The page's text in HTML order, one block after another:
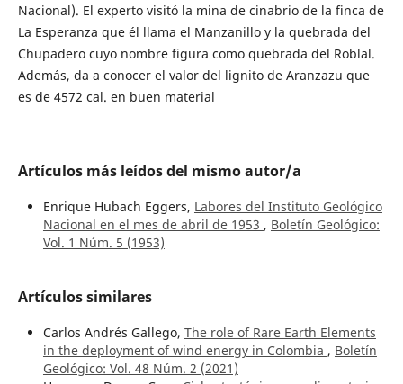
Nacional). El experto visitó la mina de cinabrio de la finca de
La Esperanza que él llama el Manzanillo y la quebrada del
Chupadero cuyo nombre figura como quebrada del Roblal.
Además, da a conocer el valor del lignito de Aranzazu que
es de 4572 cal. en buen material
Artículos más leídos del mismo autor/a
Enrique Hubach Eggers, Labores del Instituto Geológico
Nacional en el mes de abril de 1953 , Boletín Geológico:
Vol. 1 Núm. 5 (1953)
Artículos similares
Carlos Andrés Gallego, The role of Rare Earth Elements
in the deployment of wind energy in Colombia , Boletín
Geológico: Vol. 48 Núm. 2 (2021)